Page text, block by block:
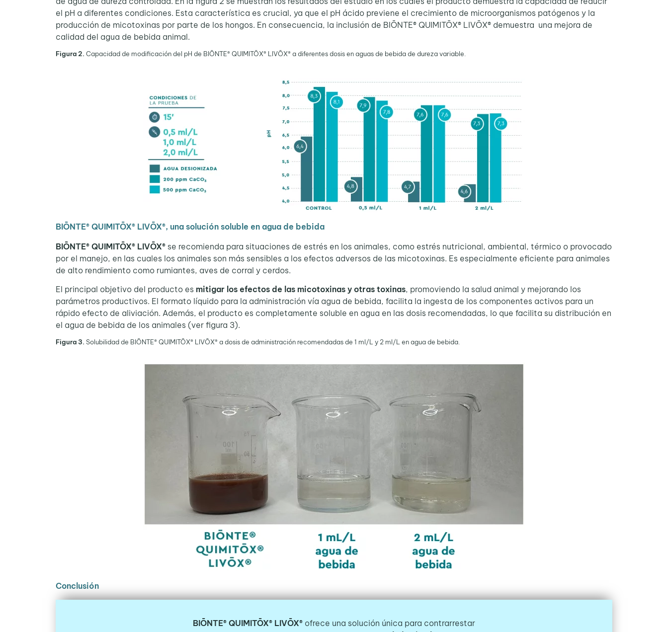
el pH a diferentes condiciones. Esta característica es crucial, ya que el pH ácido previene el crecimiento de microorganismos patógenos y la
producción de micotoxinas por parte de los hongos. En consecuencia, la inclusión de BIŌNTE® QUIMITŌX® LIVŌX® demuestra una mejora de
calidad del agua de bebida animal.
Figura 2. Capacidad de modificación del pH de BIŌNTE® QUIMITŌX® LIVŌX® a diferentes dosis en aguas de bebida de dureza variable.
BIŌNTE® QUIMITŌX® LIVŌX®, una solución soluble en agua de bebida
BIŌNTE® QUIMITŌX® LIVŌX® se recomienda para situaciones de estrés en los animales, como estrés nutricional, ambiental, térmico o provocado
por el manejo, en las cuales los animales son más sensibles a los efectos adversos de las micotoxinas. Es especialmente eficiente para animales
de alto rendimiento como rumiantes, aves de corral y cerdos.
El principal objetivo del producto es mitigar los efectos de las micotoxinas y otras toxinas, promoviendo la salud animal y mejorando los
parámetros productivos. El formato líquido para la administración vía agua de bebida, facilita la ingesta de los componentes activos para un
rápido efecto de aliviación. Además, el producto es completamente soluble en agua en las dosis recomendadas, lo que facilita su distribución en
el agua de bebida de los animales (ver figura 3).
Figura 3. Solubilidad de BIŌNTE® QUIMITŌX® LIVŌX® a dosis de administración recomendadas de 1 ml/L y 2 ml/L en agua de bebida.
Conclusión
BIŌNTE® QUIMITŌX® LIVŌX® ofrece una solución única para contrarrestar